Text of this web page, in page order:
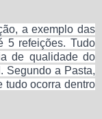
a exemplo das
5 refeições. Tudo
de qualidade do
Segundo a Pasta,
tudo ocorra dentro